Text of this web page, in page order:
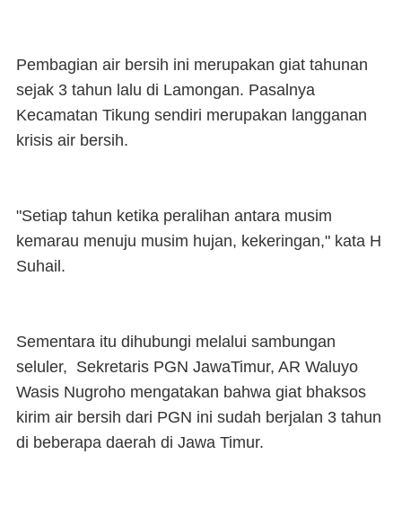
Pembagian air bersih ini merupakan giat tahunan
sejak 3 tahun lalu di Lamongan. Pasalnya
Kecamatan Tikung sendiri merupakan langganan
krisis air bersih.
"Setiap tahun ketika peralihan antara musim
kemarau menuju musim hujan, kekeringan," kata H
Suhail.
Sementara itu dihubungi melalui sambungan
seluler, Sekretaris PGN JawaTimur, AR Waluyo
Wasis Nugroho mengatakan bahwa giat bhaksos
kirim air bersih dari PGN ini sudah berjalan 3 tahun
di beberapa daerah di Jawa Timur.